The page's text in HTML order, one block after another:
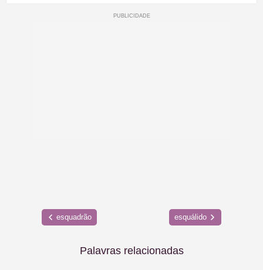
esquadrão esquálido
Palavras relacionadas